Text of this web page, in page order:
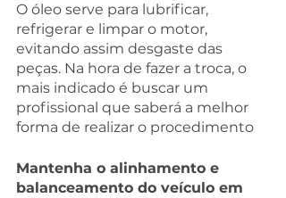
O óleo serve para lubrificar,
refrigerar e limpar o motor,
evitando assim desgaste das
peças. Na hora de fazer a troca, o
mais indicado é buscar um
profissional que saberá a melhor
forma de realizar o procedimento
Mantenha o alinhamento e
balanceamento do veículo em